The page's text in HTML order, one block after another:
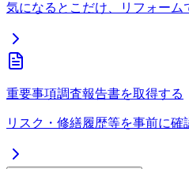
気になるとこだけ、リフォーム
重要事項調査報告書を取得する
リスク・修繕履歴等を事前に確